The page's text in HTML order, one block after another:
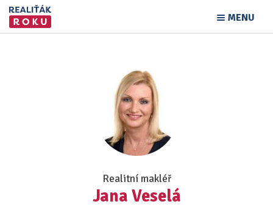
MENU
Realitní makléř
Jana Veselá